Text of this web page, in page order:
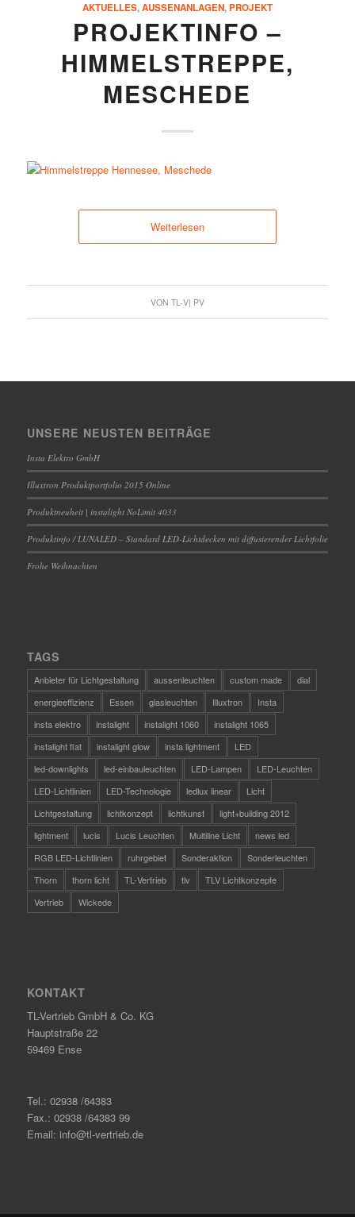
AKTUELLES,AUSSENANLAGEN ,PROJEKT
PROJEKTINFO –
HIMMELSTREPPE,
MESCHEDE
Weiterlesen
VON TL-V| PV
UNSERE NEUSTEN BEITRÄGE
Insta Elektro GmbH
Illuxtron Produktportfolio 2015 Online
Produktneuheit | instalight NoLimit 4033
Produktinfo / LUNALED – Standard LED-Lichtdecken mit diffusierender Lichtfolie
Frohe Weihnachten
TAGS
Anbieter für Lichtgestaltung aussenleuchten custom made
dial
energieeffizienz
Essen glasleuchten Illuxtron
Insta
insta elektro
instalight instalight 1060
instalight 1065
instalight flat
instalight glow insta lightment
LED
led-downlights
led-einbauleuchten LED-Lampen
LED-Leuchten
LED-Lichtlinien
LED-Technologie ledlux linear
Licht
Lichtgestaltung
lichtkonzept lichtkunst
light+building 2012
lightment
lucis Lucis Leuchten Multiline Licht
news led
RGB LED-Lichtlinien
ruhrgebiet Sonderaktion
Sonderleuchten
Thorn
thorn licht TL-Vertrieb tlv
TLV Lichtkonzepte
Vertrieb
Wickede
KONTAKT
TL-Vertrieb GmbH & Co. KG
Hauptstraße 22
59469 Ense
Tel.: 02938 /64383
Fax.: 02938 /64383 99
Email: info@tl-vertrieb.de